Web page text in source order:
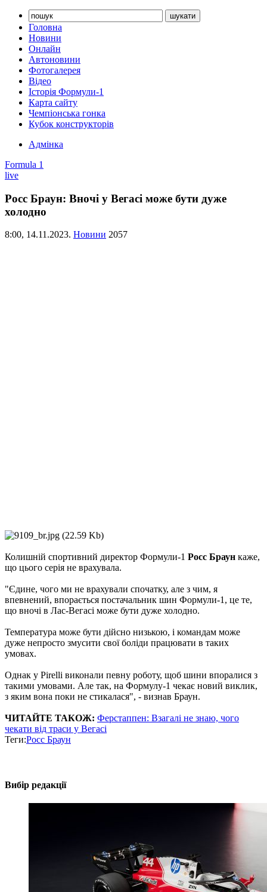
Головна
Новини
Онлайн
Автоновини
Фотогалерея
Відео
Історія Формули-1
Карта сайту
Чемпіонська гонка
Кубок конструкторів
Адмінка
Formula 1
live
Росс Браун: Вночі у Вегасі може бути дуже
холодно
8:00, 14.11.2023. Новини 2057
Колишній спортивний директор Формули-1 Росс Браун каже,
що цього серія не врахувала.
"Єдине, чого ми не врахували спочатку, але з чим, я
впевнений, впорається постачальник шин Формули-1, це те,
що вночі в Лас-Вегасі може бути дуже холодно.
Температура може бути дійсно низькою, і командам може
дуже непросто змусити свої боліди працювати в таких
умовах.
Однак у Pirelli виконали певну роботу, щоб шини впоралися з
такими умовами. Але так, на Формулу-1 чекає новий виклик,
з яким вона поки не стикалася", - визнав Браун.
ЧИТАЙТЕ ТАКОЖ: Ферстаппен: Взагалі не знаю, чого
чекати від траси у Вегасі
Теги:Росс Браун
Вибір редакції